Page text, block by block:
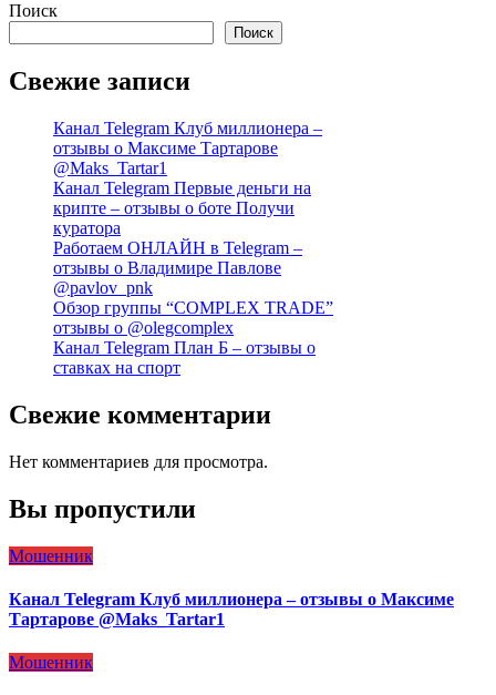
Поиск
Поиск
Свежие записи
Канал Telegram Клуб миллионера –
отзывы о Максиме Тартарове
@Maks_Tartar1
Канал Telegram Первые деньги на
крипте – отзывы о боте Получи
куратора
Работаем ОНЛАЙН в Telegram –
отзывы о Владимире Павлове
@pavlov_pnk
Обзор группы “COMPLEX TRADE”
отзывы о @olegcomplex
Канал Telegram План Б – отзывы о
ставках на спорт
Свежие комментарии
Нет комментариев для просмотра.
Вы пропустили
Мошенник
Канал Telegram Клуб миллионера – отзывы о Максиме
Тартарове @Maks_Tartar1
Мошенник